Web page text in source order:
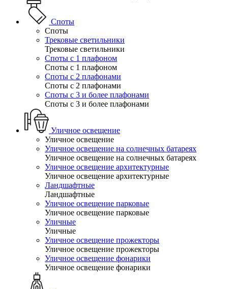
Споты
Споты
Трековые светильники
Трековые светильники
Споты с 1 плафоном
Споты с 1 плафоном
Споты с 2 плафонами
Споты с 2 плафонами
Споты с 3 и более плафонами
Споты с 3 и более плафонами
Уличное освещение
Уличное освещение
Уличное освещение на солнечных батареях
Уличное освещение на солнечных батареях
Уличное освещение архитектурные
Уличное освещение архитектурные
Ландшафтные
Ландшафтные
Уличное освещение парковые
Уличное освещение парковые
Уличные
Уличные
Уличное освещение прожекторы
Уличное освещение прожекторы
Уличное освещение фонарики
Уличное освещение фонарики